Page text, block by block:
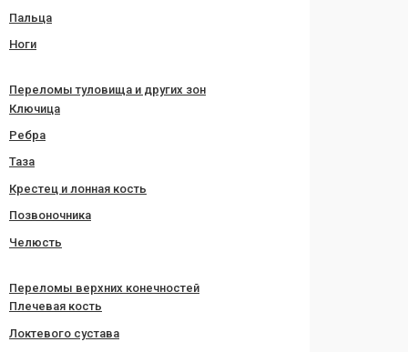
Пальца
Ноги
Переломы туловища и других зон
Ключица
Ребра
Таза
Крестец и лонная кость
Позвоночника
Челюсть
Переломы верхних конечностей
Плечевая кость
Локтевого сустава